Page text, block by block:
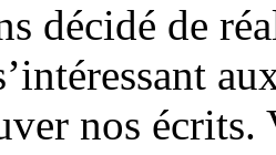
décidé de
nos écrits.